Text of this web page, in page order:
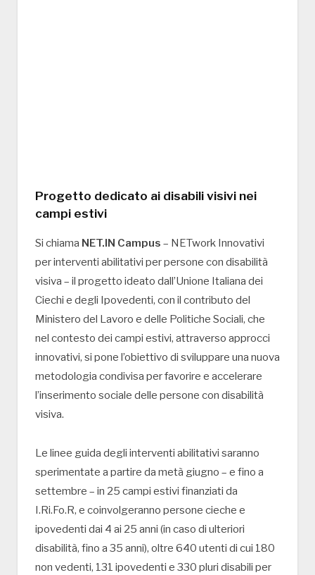
Progetto dedicato ai disabili visivi nei
campi estivi
Si chiama NET.IN Campus – NETwork Innovativi
per interventi abilitativi per persone con disabilità
visiva – il progetto ideato dall’Unione Italiana dei
Ciechi e degli Ipovedenti, con il contributo del
Ministero del Lavoro e delle Politiche Sociali, che
nel contesto dei campi estivi, attraverso approcci
innovativi, si pone l’obiettivo di sviluppare una nuova
metodologia condivisa per favorire e accelerare
l’inserimento sociale delle persone con disabilità
visiva.
Le linee guida degli interventi abilitativi saranno
sperimentate a partire da metà giugno – e fino a
settembre – in 25 campi estivi finanziati da
I.Ri.Fo.R, e coinvolgeranno persone cieche e
ipovedenti dai 4 ai 25 anni (in caso di ulteriori
disabilità, fino a 35 anni), oltre 640 utenti di cui 180
non vedenti, 131 ipovedenti e 330 pluri disabili per